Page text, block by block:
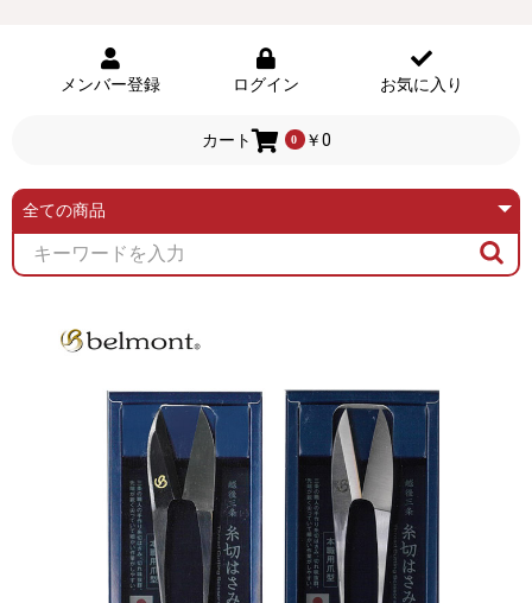
メンバー登録 ログイン お気に入り
カート 0 ￥0